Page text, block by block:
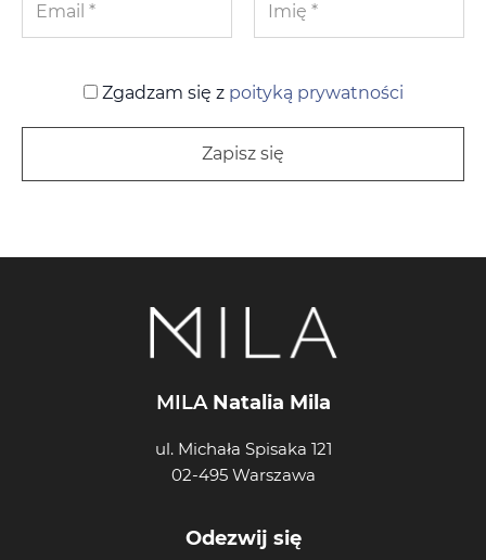
Zgadzam się z poityką prywatności
MILANatalia Mila
ul. Michała Spisaka 121
02-495 Warszawa
Odezwij się